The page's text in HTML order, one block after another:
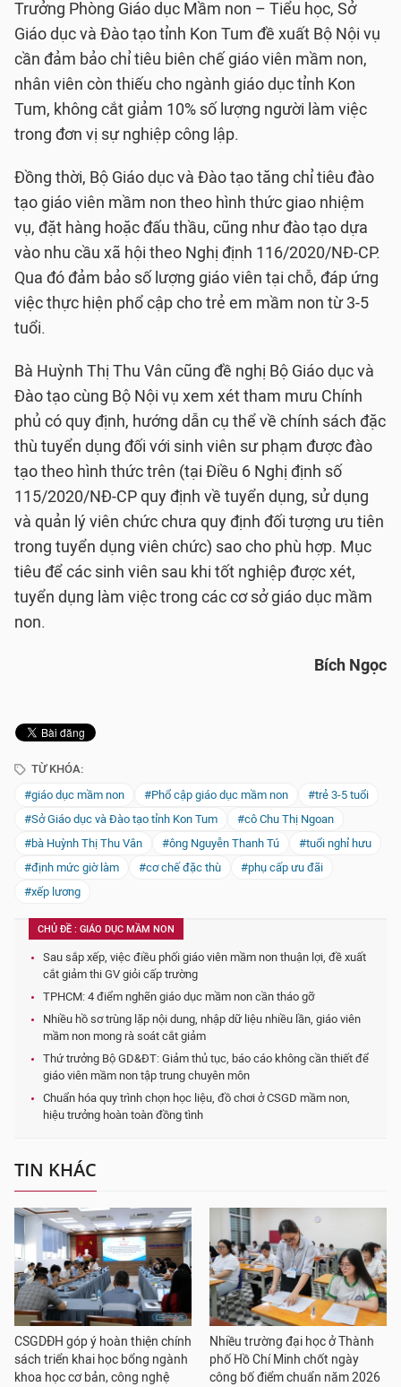
Trưởng Phòng Giáo dục Mầm non – Tiểu học, Sở
Giáo dục và Đào tạo tỉnh Kon Tum đề xuất Bộ Nội vụ
cần đảm bảo chỉ tiêu biên chế giáo viên mầm non,
nhân viên còn thiếu cho ngành giáo dục tỉnh Kon
Tum, không cắt giảm 10% số lượng người làm việc
trong đơn vị sự nghiệp công lập.
Đồng thời, Bộ Giáo dục và Đào tạo tăng chỉ tiêu đào
tạo giáo viên mầm non theo hình thức giao nhiệm
vụ, đặt hàng hoặc đấu thầu, cũng như đào tạo dựa
vào nhu cầu xã hội theo Nghị định 116/2020/NĐ-CP.
Qua đó đảm bảo số lượng giáo viên tại chỗ, đáp ứng
việc thực hiện phổ cập cho trẻ em mầm non từ 3-5
tuổi.
Bà Huỳnh Thị Thu Vân cũng đề nghị Bộ Giáo dục và
Đào tạo cùng Bộ Nội vụ xem xét tham mưu Chính
phủ có quy định, hướng dẫn cụ thể về chính sách đặc
thù tuyển dụng đối với sinh viên sư phạm được đào
tạo theo hình thức trên (tại Điều 6 Nghị định số
115/2020/NĐ-CP quy định về tuyển dụng, sử dụng
và quản lý viên chức chưa quy định đối tượng ưu tiên
trong tuyển dụng viên chức) sao cho phù hợp. Mục
tiêu để các sinh viên sau khi tốt nghiệp được xét,
tuyển dụng làm việc trong các cơ sở giáo dục mầm
non.
Bích Ngọc
TỪ KHÓA:
#giáo dục mầm non
#Phổ cập giáo dục mầm non
#trẻ 3-5 tuổi
#Sở Giáo dục và Đào tạo tỉnh Kon Tum
#cô Chu Thị Ngoan
#bà Huỳnh Thị Thu Vân
#ông Nguyễn Thanh Tú
#tuổi nghỉ hưu
#định mức giờ làm
#cơ chế đặc thù
#phụ cấp ưu đãi
#xếp lương
CHỦ ĐỀ : GIÁO DỤC MẦM NON
Sau sắp xếp, việc điều phối giáo viên mầm non thuận lợi, đề xuất
cắt giảm thi GV giỏi cấp trường
TPHCM: 4 điểm nghẽn giáo dục mầm non cần tháo gỡ
Nhiều hồ sơ trùng lặp nội dung, nhập dữ liệu nhiều lần, giáo viên
mầm non mong rà soát cắt giảm
Thứ trưởng Bộ GD&ĐT: Giảm thủ tục, báo cáo không cần thiết để
giáo viên mầm non tập trung chuyên môn
Chuẩn hóa quy trình chọn học liệu, đồ chơi ở CSGD mầm non,
hiệu trưởng hoàn toàn đồng tình
TIN KHÁC
CSGDĐH góp ý hoàn thiện chính
sách triển khai học bổng ngành
khoa học cơ bản, công nghệ
Nhiều trường đại học ở Thành
phố Hồ Chí Minh chốt ngày
công bố điểm chuẩn năm 2026